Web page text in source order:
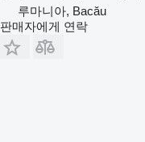
루마니아, Bacău
판매자에게 연락